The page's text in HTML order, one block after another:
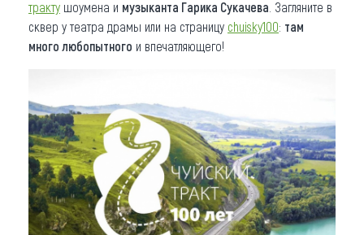
тракту шоумена и музыканта Гарика Сукачева . Загляните в
сквер у театра драмы или на страницу chuisky100: там
много любопытного и впечатляющего!